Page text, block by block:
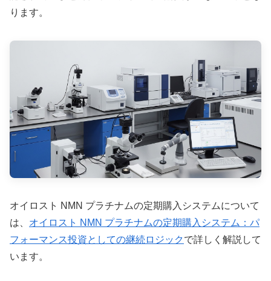
ります。
オイロスト NMN プラチナムの定期購入システムについて
は、 オイロスト NMN プラチナムの定期購入システム：パ
フォーマンス投資としての継続ロジックで詳しく解説して
います。